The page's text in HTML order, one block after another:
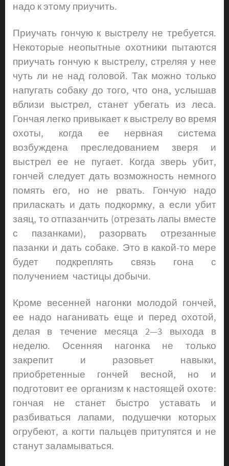
надо к этому приучить.
Приучать гончую к выстрелу не требуется.
Некоторые неопытные охотники пытаются
приучать гончую к выстрелу, стреляя у нее
чуть ли не над головой. Так можно только
напугать собаку до того, что она, услышав
вблизи выстрел, станет убегать из леса.
Гончая легко привыкает к выстрелу во время
охоты, когда ее нервная система
возбуждена преследованием зверя и
выстрел ее не пугает. Когда зверь убит,
гончей следует дать возможность немного
помять его, но не рвать. Гончую надо
приласкать и дать подкормку, а если убит
заяц, то отпазанчить (отрезать лапы вместе
с пазанками), разорвать отрезанные
пазанки и дать собаке. Это в какой-то мере
будет подкреплять связь гона с
получением частицы добычи.
Кроме весенней нагонки молодой гончей,
ее надо наганивать еще и перед охотой,
делая в течение месяца 2—3 выхода в
неделю. Осенняя нагонка не только
закрепит и разовьет навыки,
приобретенные гончей весной, но и
подготовит ее организм к настоящей охоте:
гончая не станет быстро уставать и
разбиваться лапами, подушечки которых
огрубеют, а когти пальцев притупятся и не
станут заламываться.